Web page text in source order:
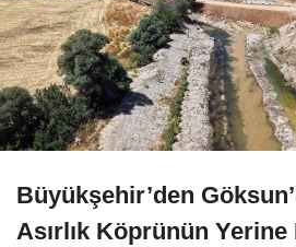
Büyükşehir’den
Asırlık Köprünün Yerine